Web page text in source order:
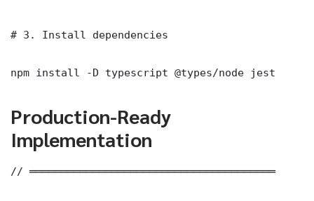
# 3. Install dependencies
npm install -D typescript @types/node jest
Production-Ready
Implementation
// ═══════════════════════════════════════